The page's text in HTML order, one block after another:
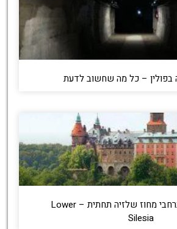
בפולין – כל מה שחשוב לדעת
סיור מורוצלב ברחבי מחוז שלזיה תחתית – Lower
Silesia